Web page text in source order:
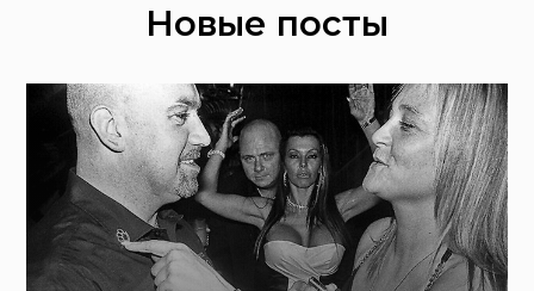
Новые посты